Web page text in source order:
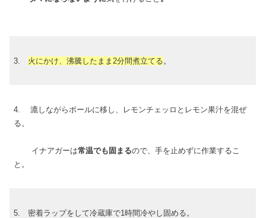
3. 火にかけ、沸騰したまま2分間煮立てる。
4. 漉しながらボールに移し、レモンチェッロとレモン果汁を混ぜ
る。
イナアガーは常温でも固まるので、手を止めずに作業するこ
と。
5. 密着ラップをして冷蔵庫で1時間冷やし固める。